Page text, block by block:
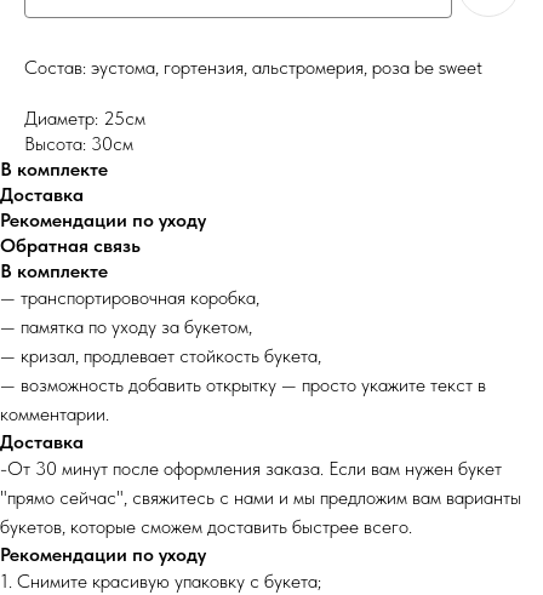
Состав: эустома, гортензия, альстромерия, роза be sweet
Диаметр: 25см
Высота: 30см
В комплекте
Доставка
Рекомендации по уходу
Обратная связь
В комплекте
— транспортировочная коробка,
— памятка по уходу за букетом,
— кризал, продлевает стойкость букета,
— возможность добавить открытку — просто укажите текст в
комментарии.
Доставка
-От 30 минут после оформления заказа. Если вам нужен букет
"прямо сейчас", свяжитесь с нами и мы предложим вам варианты
букетов, которые сможем доставить быстрее всего.
Рекомендации по уходу
1. Снимите красивую упаковку с букета;